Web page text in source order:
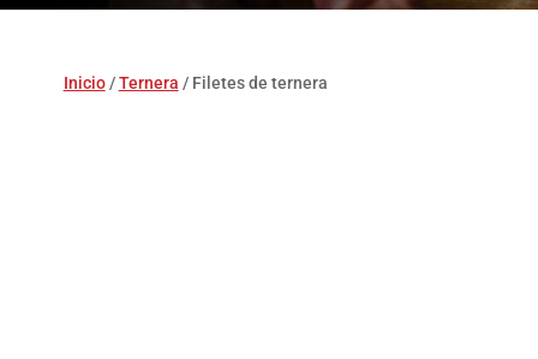
Inicio/Ternera / Filetes de ternera